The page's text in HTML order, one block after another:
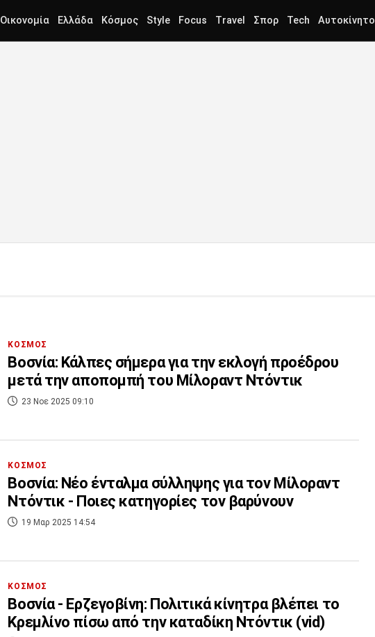
Οικονομία Ελλάδα Κόσμος Style Focus Travel Σπορ Tech Αυτοκίνητο
ΚΟΣΜΟΣ
Βοσνία: Κάλπες σήμερα για την εκλογή προέδρου
μετά την αποπομπή του Μίλοραντ Ντόντικ
23 Νοε 2025 09:10
ΚΟΣΜΟΣ
Βοσνία: Νέο ένταλμα σύλληψης για τον Μίλοραντ
Ντόντικ - Ποιες κατηγορίες τον βαρύνουν
19 Μαρ 2025 14:54
ΚΟΣΜΟΣ
Βοσνία - Ερζεγοβίνη: Πολιτικά κίνητρα βλέπει το
Κρεμλίνο πίσω από την καταδίκη Ντόντικ (vid)